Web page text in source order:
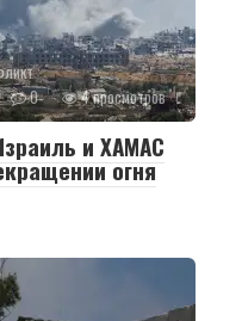
0
4 просмотров
и ХАМАС
огня